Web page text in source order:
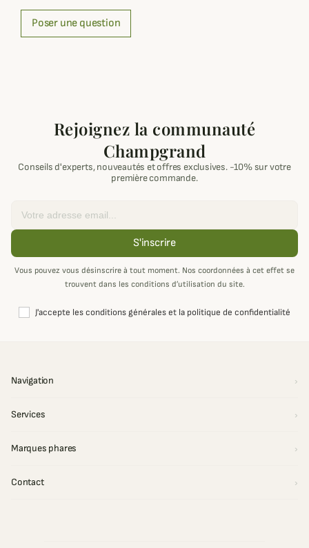
Poser une question
Rejoignez la communauté
Champgrand
Conseils d'experts, nouveautés et offres exclusives. -10% sur votre
première commande.
S'inscrire
Vous pouvez vous désinscrire à tout moment. Nos coordonnées à cet effet se
trouvent dans les conditions d’utilisation du site.
J'accepte les conditions générales et la politique de confidentialité
Navigation
Services
Marques phares
Contact